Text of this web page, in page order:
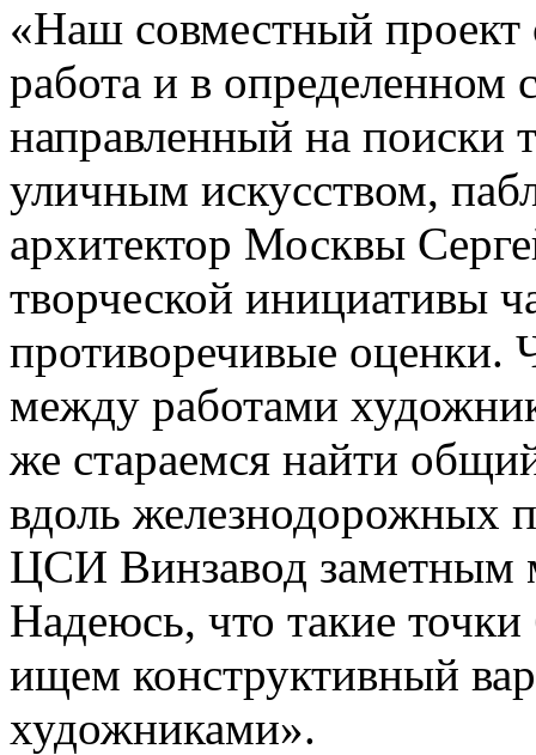
«Наш совместный
работа и в определенном
направленный на поиски
уличным искусством,
архитектор Москвы
творческой инициативы
противоречивые оценки.
между работами
же стараемся найти
вдоль железнодорожных
ЦСИ Винзавод заметным
Надеюсь, что такие
ищем конструктивный
художниками».